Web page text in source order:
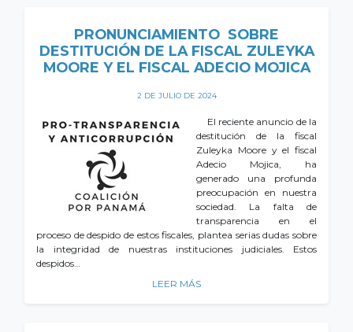
PRONUNCIAMIENTO SOBRE
DESTITUCIÓN DE LA FISCAL ZULEYKA
MOORE Y EL FISCAL ADECIO MOJICA
2 DE JULIO DE 2024
El reciente anuncio de la
destitución de la fiscal
Zuleyka Moore y el fiscal
Adecio Mojica, ha
generado una profunda
preocupación en nuestra
sociedad. La falta de
transparencia en el
proceso de despido de estos fiscales, plantea serias dudas sobre
la integridad de nuestras instituciones judiciales. Estos
despidos…
LEER MÁS